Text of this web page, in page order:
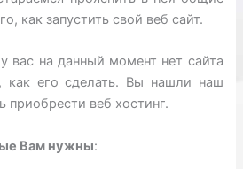
как запустить свой веб сайт.
вас на данный момент нет сайта
как его сделать. Вы нашли наш
приобрести веб хостинг.
Вам нужны: